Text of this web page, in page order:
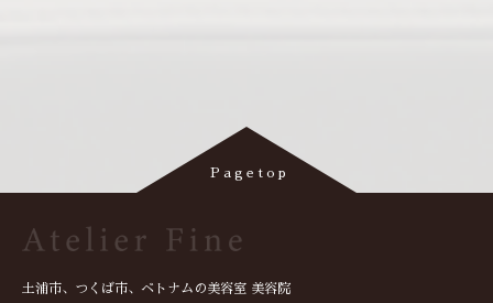
土浦市、つくば市、ベトナムの美容室 美容院